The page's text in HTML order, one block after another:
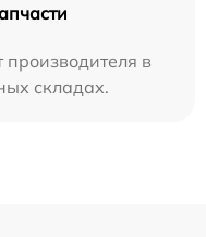
производителя в
складах.